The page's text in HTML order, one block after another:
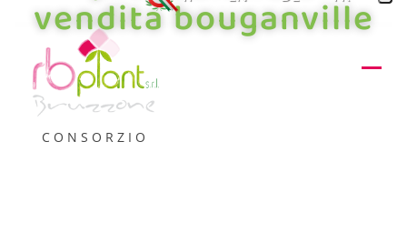
CONSORZIO
vendita bouganville